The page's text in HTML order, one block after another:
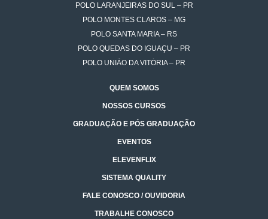
POLO LARANJEIRAS DO SUL – PR
POLO MONTES CLAROS – MG
POLO SANTA MARIA – RS
POLO QUEDAS DO IGUAÇU – PR
POLO UNIÃO DA VITÓRIA – PR
QUEM SOMOS
NOSSOS CURSOS
GRADUAÇÃO E PÓS GRADUAÇÃO
EVENTOS
ELEVENFLIX
SISTEMA QUALITY
FALE CONOSCO / OUVIDORIA
TRABALHE CONOSCO